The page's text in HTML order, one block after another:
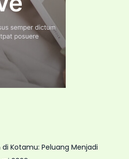
di Kotamu: Peluang Menjadi